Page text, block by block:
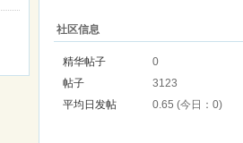
社区信息
精华帖子
0
帖子
3123
平均日发帖
0.65 (今日：0)